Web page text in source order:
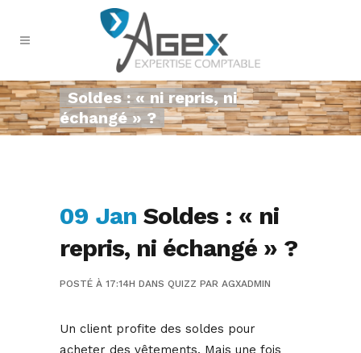
Soldes : « ni repris, ni
échangé » ?
09 Jan Soldes : « ni
repris, ni échangé » ?
POSTÉ À 17:14H DANS QUIZZ PAR AGXADMIN
Un client profite des soldes pour
acheter des vêtements. Mais une fois